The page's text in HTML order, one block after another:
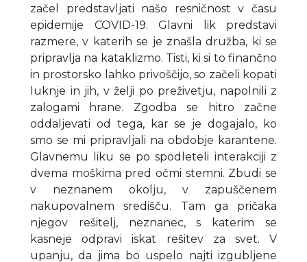
začel predstavljati našo resničnost v času
epidemije COVID-19. Glavni lik predstavi
razmere, v katerih se je znašla družba, ki se
pripravlja na kataklizmo. Tisti, ki si to finančno
in prostorsko lahko privoščijo, so začeli kopati
luknje in jih, v želji po preživetju, napolnili z
zalogami hrane. Zgodba se hitro začne
oddaljevati od tega, kar se je dogajalo, ko
smo se mi pripravljali na obdobje karantene.
Glavnemu liku se po spodleteli interakciji z
dvema moškima pred očmi stemni. Zbudi se
v neznanem okolju, v zapuščenem
nakupovalnem središču. Tam ga pričaka
njegov rešitelj, neznanec, s katerim se
kasneje odpravi iskat rešitev za svet. V
upanju, da jima bo uspelo najti izgubljene